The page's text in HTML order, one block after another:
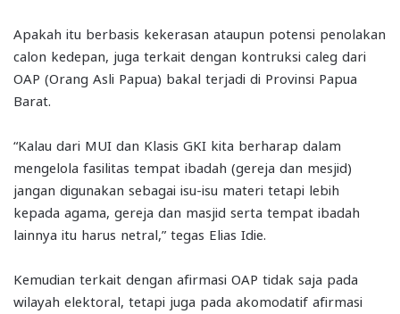
Apakah itu berbasis kekerasan ataupun potensi penolakan
calon kedepan, juga terkait dengan kontruksi caleg dari
OAP (Orang Asli Papua) bakal terjadi di Provinsi Papua
Barat.
“Kalau dari MUI dan Klasis GKI kita berharap dalam
mengelola fasilitas tempat ibadah (gereja dan mesjid)
jangan digunakan sebagai isu-isu materi tetapi lebih
kepada agama, gereja dan masjid serta tempat ibadah
lainnya itu harus netral,” tegas Elias Idie.
Kemudian terkait dengan afirmasi OAP tidak saja pada
wilayah elektoral, tetapi juga pada akomodatif afirmasi